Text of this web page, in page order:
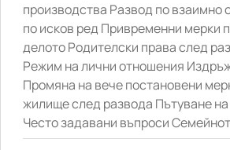
производства Развод по взаимно
по исков ред Привременни мерки
делото Родителски права след
Режим на лични отношения
Промяна на вече постановени
жилище след развода Пътуване
Често задавани въпроси